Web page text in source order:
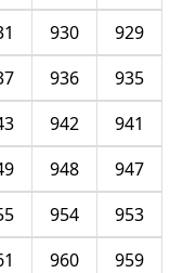
929
930
935
936
941
942
947
948
953
954
959
960